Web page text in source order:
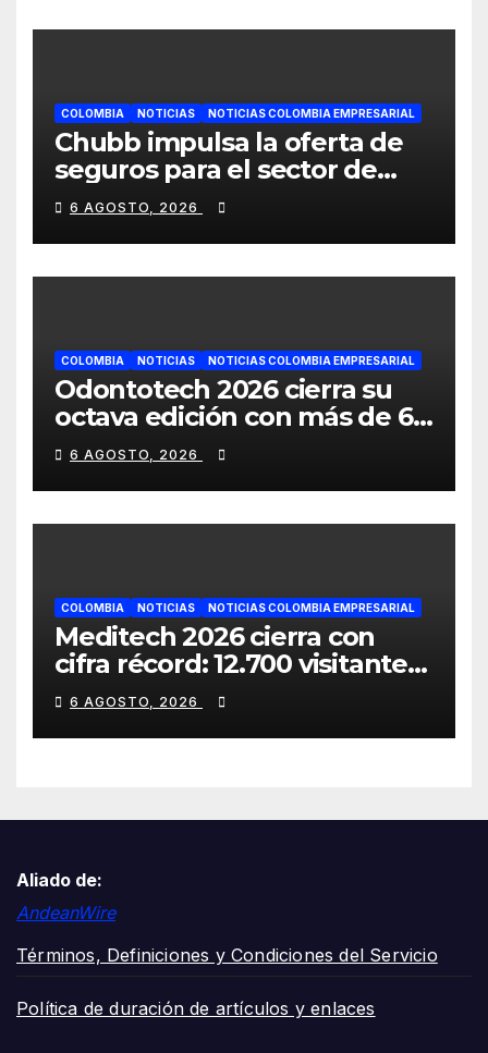
COLOMBIA NOTICIAS NOTICIAS COLOMBIA EMPRESARIAL
Chubb impulsa la oferta de
seguros para el sector de
energías renovables en
América Latina
6 AGOSTO, 2026
COLOMBIA NOTICIAS NOTICIAS COLOMBIA EMPRESARIAL
Odontotech 2026 cierra su
octava edición con más de 6
mil visitantes
6 AGOSTO, 2026
COLOMBIA NOTICIAS NOTICIAS COLOMBIA EMPRESARIAL
Meditech 2026 cierra con
cifra récord: 12.700 visitantes,
cerca de 300 expositores y 16
países participantes
6 AGOSTO, 2026
Aliado de:
AndeanWire
Términos, Definiciones y Condiciones del Servicio
Política de duración de artículos y enlaces